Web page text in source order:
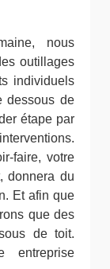
nous
outillages
individuels
dessous de
étape par
faire, votre
donnera du
Et afin que
que des
de toit.
entreprise